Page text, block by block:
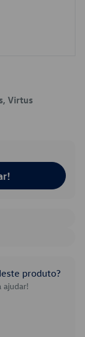
Virtus
produto?
ajudar!